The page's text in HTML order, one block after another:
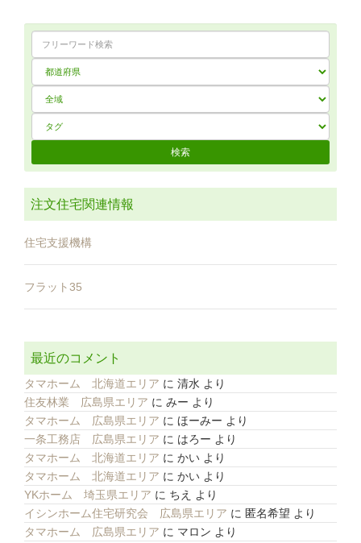
注文住宅関連情報
住宅支援機構
フラット35
最近のコメント
タマホーム 北海道エリア に 清水 より
住友林業 広島県エリア に みー より
タマホーム 広島県エリア に ほーみー より
一条工務店 広島県エリア に はろー より
タマホーム 北海道エリア に かい より
タマホーム 北海道エリア に かい より
YKホーム 埼玉県エリア に ちえ
より
イシンホーム住宅研究会 広島県エリア に 匿名希望 より
タマホーム 広島県エリア に マロン より